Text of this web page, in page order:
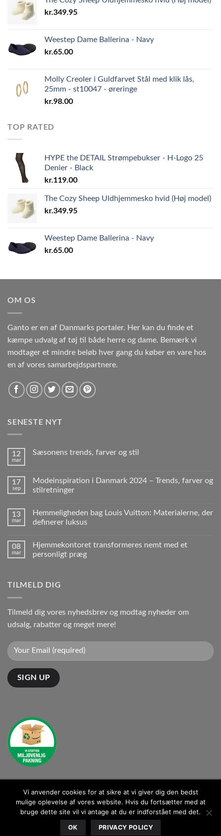
kr.349.95
Weestep Dame Ballerina - Navy
kr.65.00
Molly Creoler i Guldfarvet Stål med klik lås,
25mm - st10047 - øreringe
kr.98.00
TOP RATED
HYPE the DETAIL Strømpebukser - H-Logo 25
Denier - Black
kr.119.00
The Cozy Sheep Uldhjemmesko hvid (Høj model)
kr.349.95
Weestep Dame Ballerina - Navy
kr.65.00
OM OS
Ganto er en af Danmarks portaler. Her kan du finde et
kæmpe udvalg af tøj til både herre og dame. Bemærk vi
modtager et mindre beløb hver gang du køber en vare hos
en af vores samarbejdspartnere.
SENESTE NYT
12
mar
Sæsonens trends, farver og stil
17
sep
Modeinspiration i Danmark 2024 – Trends, farver og
stilretninger
13
mar
Hemmeligheden bag Louis Vuitton: Materialerne, der
definerer luksus
08
mar
Hjemmekontoret transformeres nemt med et
personligt præg
TILMELD DIG
Tilmeld dig vores nyhedsbrev og modtag nyheder om
udsalg, rabatter og meget mere!
Kontakt: kontakt@ganto.dk
BLOG
Vi anvender cookies for at sikre at vi giver dig den bedst
mulige oplevelse af vores website. Hvis du fortsætter med at
bruge dette site vil vi antage at du er indforstået med det.
OK PRIVACY POLICY